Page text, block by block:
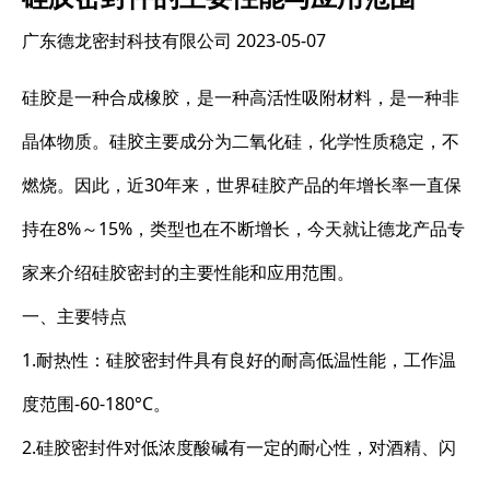
广东德龙密封科技有限公司 2023-05-07
硅胶是一种合成橡胶，是一种高活性吸附材料，是一种非
晶体物质。硅胶主要成分为二氧化硅，化学性质稳定，不
燃烧。因此，近30年来，世界硅胶产品的年增长率一直保
持在8%～15%，类型也在不断增长，今天就让德龙产品专
家来介绍硅胶密封的主要性能和应用范围。
一、主要特点
1.耐热性：硅胶密封件具有良好的耐高低温性能，工作温
度范围-60-180°C。
2.硅胶密封件对低浓度酸碱有一定的耐心性，对酒精、闪